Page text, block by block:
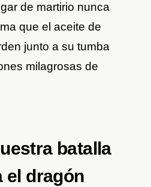
de martirio nunca
que el aceite de
junto a su tumba
milagrosas de
batalla
el dragón